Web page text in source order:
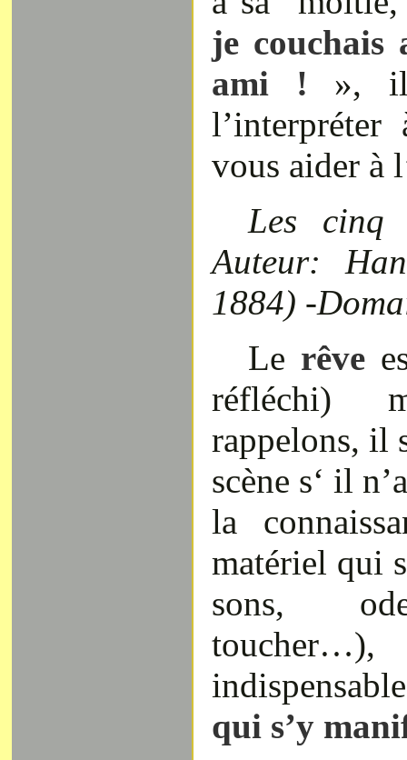
je couchais
ami ! »,
l’interpréter
vous aider à
Les
Auteur:
1884) -
Le rêve
réfléchi)
rappelons, il
scène s‘ il
la
matériel qui
sons,
qui s’y